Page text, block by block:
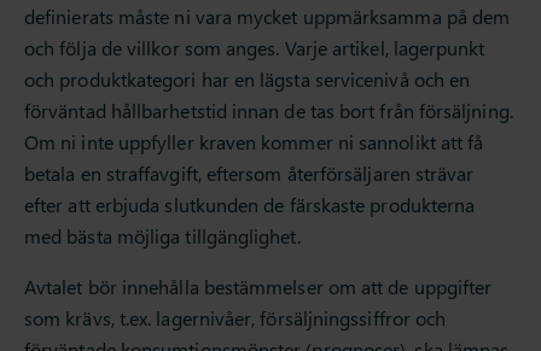
definierats måste ni vara mycket uppmärksamma på dem
och följa de villkor som anges. Varje artikel, lagerpunkt
och produktkategori har en lägsta servicenivå och en
förväntad hållbarhetstid innan de tas bort från försäljning.
Om ni inte uppfyller kraven kommer ni sannolikt att få
betala en straffavgift, eftersom återförsäljaren strävar
efter att erbjuda slutkunden de färskaste produkterna
med bästa möjliga tillgänglighet.
Avtalet bör innehålla bestämmelser om att de uppgifter
som krävs, t.ex. lagernivåer, försäljningssiffror och